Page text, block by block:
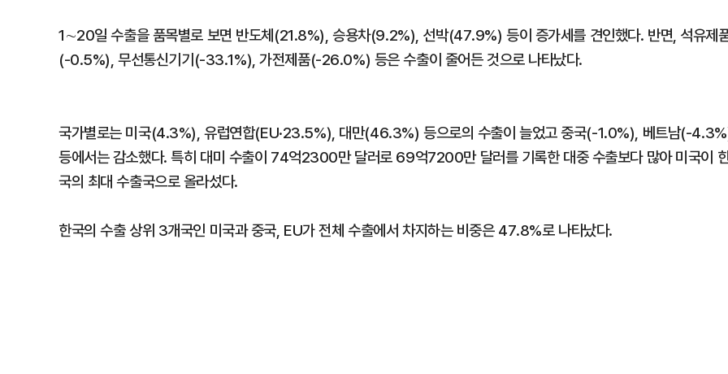
1∼20일 수출을 품목별로 보면 반도체(21.8%), 승용차(9.2%), 선박(47.9%) 등이 증가세를 견인했다. 반면, 석유제
(-0.5%), 무선통신기기(-33.1%), 가전제품(-26.0%) 등은 수출이 줄어든 것으로 나타났다.
국가별로는 미국(4.3%), 유럽연합(EU·23.5%), 대만(46.3%) 등으로의 수출이 늘었고 중국(-1.0%), 베트남(-
등에서는 감소했다. 특히 대미 수출이 74억2300만 달러로 69억7200만 달러를 기록한 대중 수출보다 많아 미국이
국의 최대 수출국으로 올라섰다.
한국의 수출 상위 3개국인 미국과 중국, EU가 전체 수출에서 차지하는 비중은 47.8%로 나타났다.